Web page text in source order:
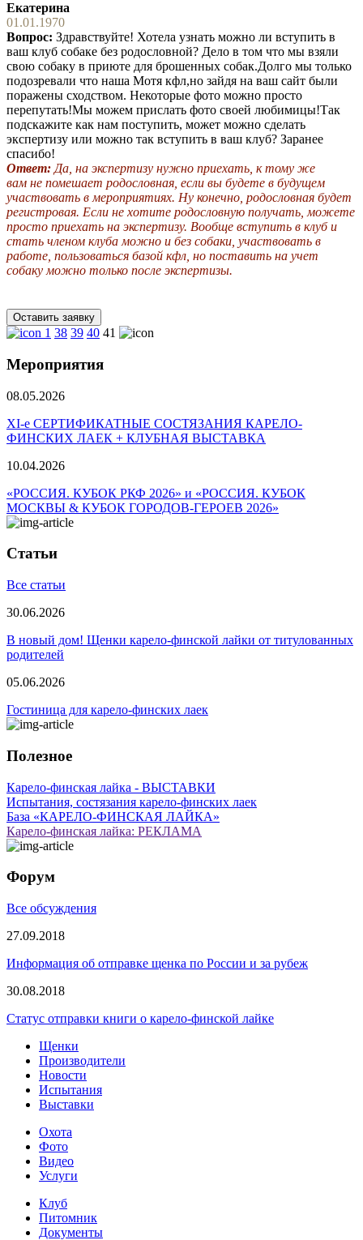
Екатерина
01.01.1970
Вопрос: Здравствуйте! Хотела узнать можно ли вступить в
ваш клуб собаке без родословной? Дело в том что мы взяли
свою собаку в приюте для брошенных собак.Долго мы только
подозревали что наша Мотя кфл,но зайдя на ваш сайт были
поражены сходством. Некоторые фото можно просто
перепутать!Мы можем прислать фото своей любимицы!Так
подскажите как нам поступить, может можно сделать
экспертизу или можно так вступить в ваш клуб? Заранее
спасибо!
Ответ: Да, на экспертизу нужно приехать, к тому же
вам не помешает родословная, если вы будете в будущем
участвовать в мероприятиях. Ну конечно, родословная будет
регистровая. Если не хотите родословную получать, можете
просто приехать на экспертизу. Вообще вступить в клуб и
стать членом клуба можно и без собаки, участвовать в
работе, пользоваться базой кфл, но поставить на учет
собаку можно только после экспертизы.
Оставить заявку
1 38 39 40 41
Мероприятия
08.05.2026
ХI-е СЕРТИФИКАТНЫЕ СОСТЯЗАНИЯ КАРЕЛО-
ФИНСКИХ ЛАЕК + КЛУБНАЯ ВЫСТАВКА
10.04.2026
«РОССИЯ. КУБОК РКФ 2026» и «РОССИЯ. КУБОК
МОСКВЫ & КУБОК ГОРОДОВ-ГЕРОЕВ 2026»
Статьи
Все статьи
30.06.2026
В новый дом! Щенки карело-финской лайки от титулованных
родителей
05.06.2026
Гостиница для карело-финских лаек
Полезное
Карело-финская лайка - ВЫСТАВКИ
Испытания, состязания карело-финских лаек
База «КАРЕЛО-ФИНСКАЯ ЛАЙКА»
Карело-финская лайка: РЕКЛАМА
Форум
Все обсуждения
27.09.2018
Информация об отправке щенка по России и за рубеж
30.08.2018
Статус отправки книги о карело-финской лайке
Щенки
Производители
Новости
Испытания
Выставки
Охота
Фото
Видео
Услуги
Клуб
Питомник
Документы